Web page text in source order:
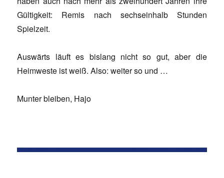
Gültigkeit: Remis nach sechseinhalb Stunden
Spielzeit.
Auswärts läuft es bislang nicht so gut, aber die
Heimweste ist weiß. Also: weiter so und …
Munter bleiben, Hajo